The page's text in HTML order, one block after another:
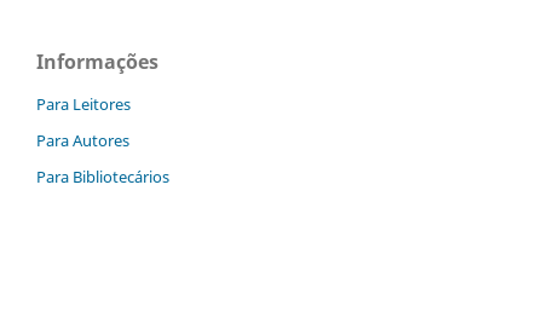
Informações
Para Leitores
Para Autores
Para Bibliotecários